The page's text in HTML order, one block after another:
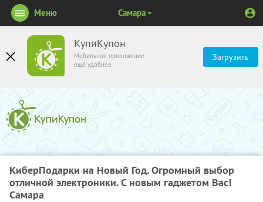
КупиКупон
Мобильное приложение
ещё удобнее
Загрузить
Меню Самара
КиберПодарки на Новый Год. Огромный выбор
отличной электроники. С новым гаджетом Вас!
Самара